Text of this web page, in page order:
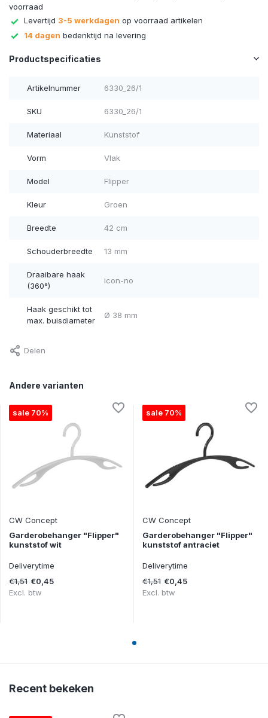
voorraad
Levertijd 3-5 werkdagen op voorraad artikelen
14 dagen bedenktijd na levering
Productspecificaties
Artikelnummer 6330_26/1
SKU 6330_26/1
Materiaal Kunststof
Vorm Vlak
Model Flipper
Kleur Groen
Breedte 42 cm
Schouderbreedte 13 mm
Draaibare haak
(360°)
icon-no
Haak geschikt tot
max. buisdiameter
Ø 38 mm
Delen
Andere varianten
sale 70%
CW Concept
Garderobehanger "Flipper"
kunststof wit
Deliverytime
€1,51 €0,45
Excl. btw
sale 70%
CW Concept
Garderobehanger "Flipper"
kunststof antraciet
Deliverytime
€1,51 €0,45
Excl. btw
Recent bekeken